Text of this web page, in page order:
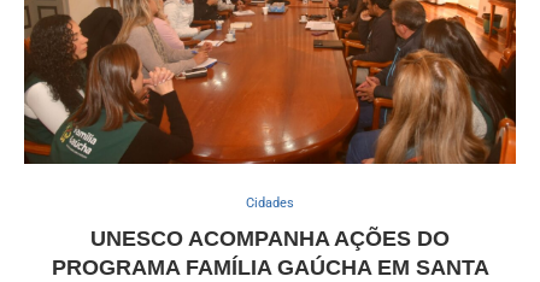
Cidades
UNESCO ACOMPANHA AÇÕES DO
PROGRAMA FAMÍLIA GAÚCHA EM SANTA